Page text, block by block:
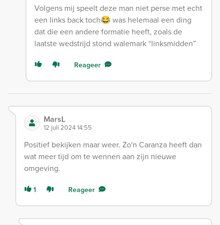
Volgens mij speelt deze man niet perse met echt
een links back toch😂 was helemaal een ding
dat die een andere formatie heeft, zoals de
laatste wedstrijd stond walemark “linksmidden”
Reageer
MarsL
12 juli 2024 14:55
Positief bekijken maar weer. Zo'n Caranza heeft dan
wat meer tijd om te wennen aan zijn nieuwe
omgeving.
1 Reageer